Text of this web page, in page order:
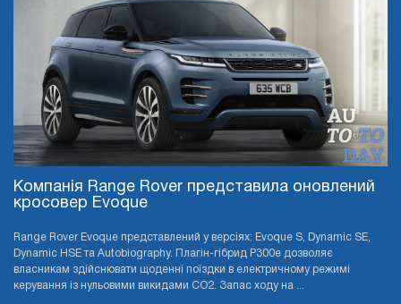
Компанія Range Rover представила оновлений
кросовер Evoque
Range Rover Evoque представлений у версіях: Evoque S, Dynamic SE,
Dynamic HSE та Autobiography. Плагін-гібрид P300e дозволяє
власникам здійснювати щоденні поїздки в електричному режимі
керування із нульовими викидами CO2. Запас ходу на ...